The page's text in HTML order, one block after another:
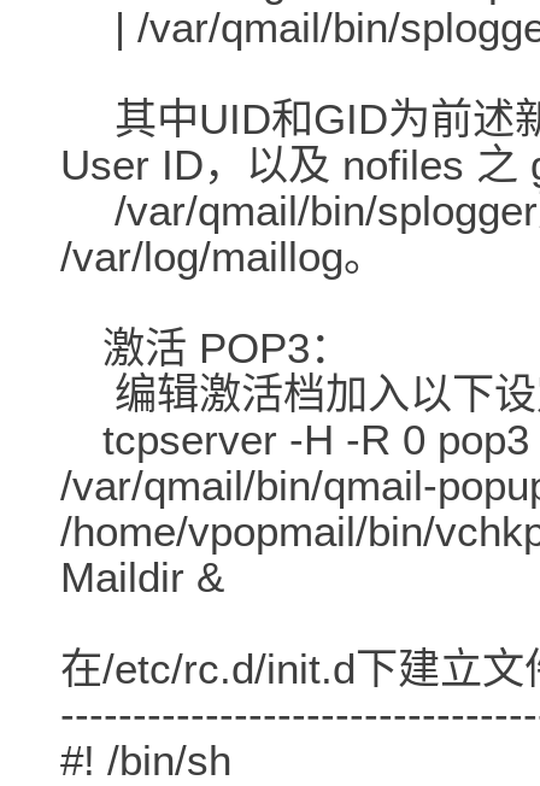
| /var/qmail/bin/
其中UID和GID为前述
User ID，以及 nofiles 之
/var/qmail/bin/
/var/log/maillog。
激活 POP3：
编辑激活档加入以下
tcpserver -H -R 0 pop3
/var/qmail/bin/qmail-
/home/vpopmail/bin/
Maildir &
在/etc/rc.d/init.d下建立
#! /bin/sh